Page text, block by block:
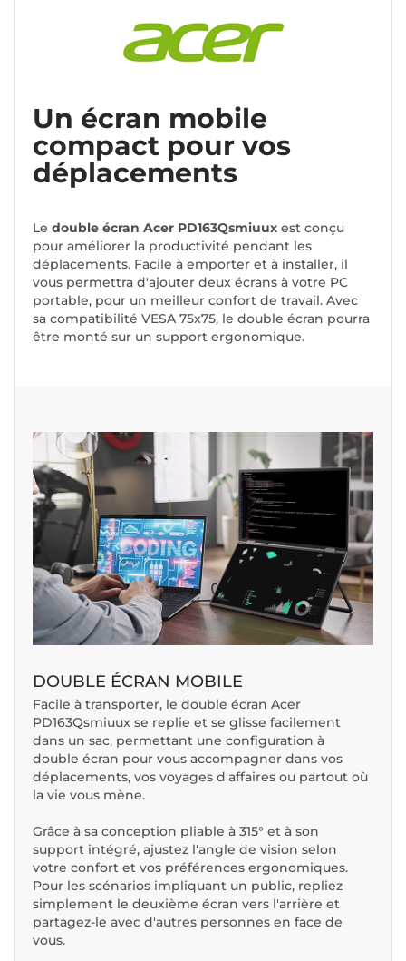
Un écran mobile
compact pour vos
déplacements
Le double écran Acer PD163Qsmiuux est conçu
pour améliorer la productivité pendant les
déplacements. Facile à emporter et à installer, il
vous permettra d'ajouter deux écrans à votre PC
portable, pour un meilleur confort de travail. Avec
sa compatibilité VESA 75x75, le double écran pourra
être monté sur un support ergonomique.
DOUBLE ÉCRAN MOBILE
Facile à transporter, le double écran Acer
PD163Qsmiuux se replie et se glisse facilement
dans un sac, permettant une configuration à
double écran pour vous accompagner dans vos
déplacements, vos voyages d'affaires ou partout où
la vie vous mène.
Grâce à sa conception pliable à 315° et à son
support intégré, ajustez l'angle de vision selon
votre confort et vos préférences ergonomiques.
Pour les scénarios impliquant un public, repliez
simplement le deuxième écran vers l'arrière et
partagez-le avec d'autres personnes en face de
vous.